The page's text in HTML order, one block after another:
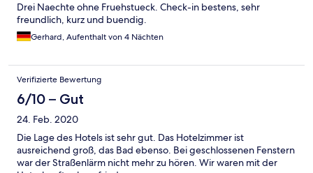
Drei Naechte ohne Fruehstueck. Check-in bestens, sehr
freundlich, kurz und buendig.
Gerhard, Aufenthalt von 4 Nächten
Verifizierte Bewertung
6/10 – Gut
24. Feb. 2020
Die Lage des Hotels ist sehr gut. Das Hotelzimmer ist
ausreichend groß, das Bad ebenso. Bei geschlossenen Fenstern
war der Straßenlärm nicht mehr zu hören. Wir waren mit der